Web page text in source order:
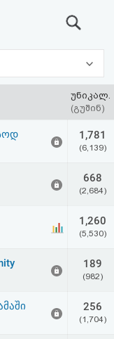
უნიკალ.
(გუშინ)
1,781
(6,139)
668
(2,684)
1,260
(5,530)
189
(982)
256
(1,704)